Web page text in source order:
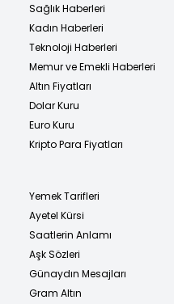
Sağlık Haberleri
Kadın Haberleri
Teknoloji Haberleri
Memur ve Emekli Haberleri
Altın Fiyatları
Dolar Kuru
Euro Kuru
Kripto Para Fiyatları
Yemek Tarifleri
Ayetel Kürsi
Saatlerin Anlamı
Aşk Sözleri
Günaydın Mesajları
Gram Altın